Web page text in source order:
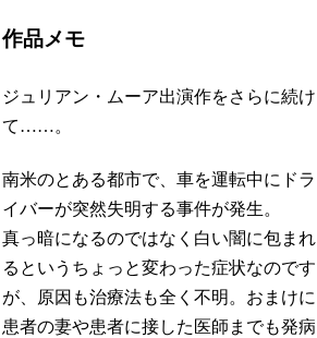
作品メモ
ジュリアン・ムーア出演作をさらに続け
て……。
南米のとある都市で、車を運転中にドラ
イバーが突然失明する事件が発生。
真っ暗になるのではなく白い闇に包まれ
るというちょっと変わった症状なのです
が、原因も治療法も全く不明。おまけに
患者の妻や患者に接した医師までも発病